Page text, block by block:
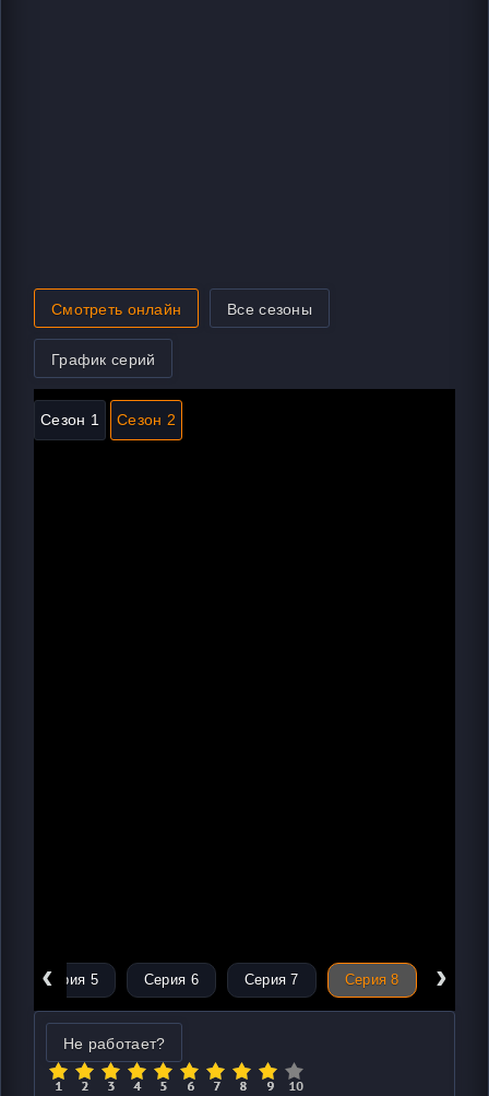
Смотреть онлайн Все сезоны
График серий
Сезон 1 Сезон 2
‹
Серия 5 Серия 6 Серия 7 Серия 8 ›
Не работает?